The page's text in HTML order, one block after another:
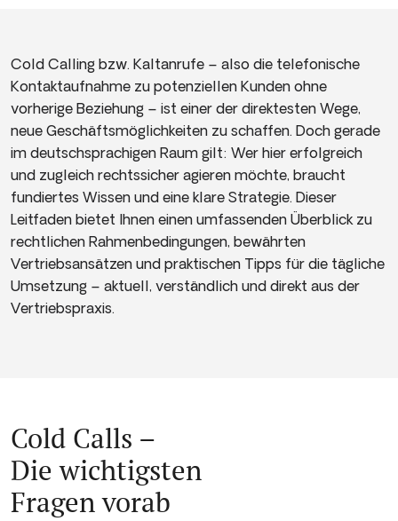
Cold Calling bzw. Kaltanrufe – also die telefonische
Kontaktaufnahme zu potenziellen Kunden ohne
vorherige Beziehung – ist einer der direktesten Wege,
neue Geschäftsmöglichkeiten zu schaffen. Doch gerade
im deutschsprachigen Raum gilt: Wer hier erfolgreich
und zugleich rechtssicher agieren möchte, braucht
fundiertes Wissen und eine klare Strategie. Dieser
Leitfaden bietet Ihnen einen umfassenden Überblick zu
rechtlichen Rahmenbedingungen, bewährten
Vertriebsansätzen und praktischen Tipps für die tägliche
Umsetzung – aktuell, verständlich und direkt aus der
Vertriebspraxis.
Cold Calls –
Die wichtigsten
Fragen vorab